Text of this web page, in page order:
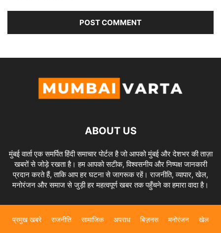
ABOUT US
मुंबई वार्ता एक समर्पित हिंदी समाचार पोर्टल है जो आपको मुंबई और देशभर की ताज़ा
खबरों से जोड़े रखता है। हम आपको सटीक, विश्वसनीय और निष्पक्ष जानकारी
प्रदान करते हैं, ताकि आप हर घटना से जागरूक रहें। राजनीति, व्यापार, खेल,
मनोरंजन और समाज से जुड़ी हर महत्वपूर्ण खबर तक पहुँचने का हमारा वादा है।
प्रमुख खबरे राजनीति सामाजिक अपराध बिज़नस मनोरंजन खेल